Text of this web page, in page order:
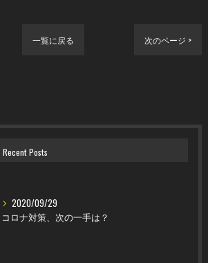
一覧に戻る 次のページ >
Recent Posts
2020/09/29
コロナ対策、次の一手は？